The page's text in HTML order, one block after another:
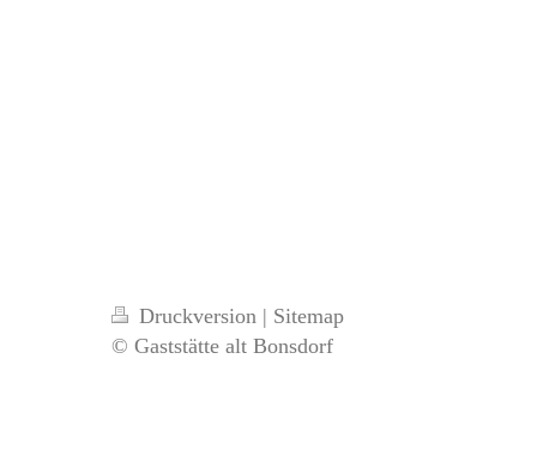
Druckversion | Sitemap
© Gaststätte alt Bonsdorf